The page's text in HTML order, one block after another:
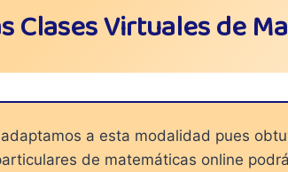
Clases Virtuales de
a esta modalidad pues
de matemáticas online